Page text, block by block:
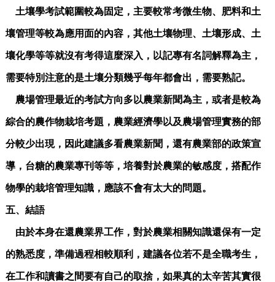
土壤學考試範圍較為固定，主要較常考微生物、肥料和土
壤管理等較為應用面的內容，其他土壤物理、土壤形成、土
壤化學等等就沒有考得這麼深入，以記專有名詞解釋為主，
需要特別注意的是土壤分類幾乎每年都會出，需要熟記。
農場管理最近的考試方向多以農業新聞為主，或者是較為
綜合的農作物栽培考題，農業經濟學以及農場管理實務的部
分較少出現，因此建議多看農業新聞，還有農業部的政策宣
導，台糖的農業專刊等等，培養對於農業的敏感度，搭配作
物學的栽培管理知識，應該不會有太大的問題。
五、結語
由於本身在還農業界工作，對於農業相關知識還保有一定
的熟悉度，準備過程相較順利，建議各位若不是全職考生，
在工作和讀書之間要有自己的取捨，如果真的太辛苦其實很